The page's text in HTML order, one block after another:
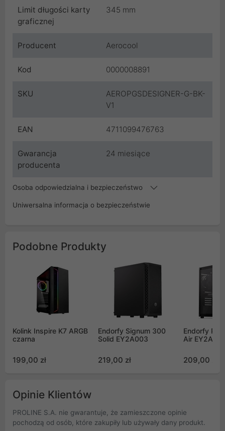
Limit długości karty
graficznej
345 mm
Producent Aerocool
Kod 0000008891
SKU
AEROPGSDESIGNER-G-BK-
V1
EAN 4711099476763
Gwarancja
producenta
24 miesiące
Osoba odpowiedzialna i bezpieczeństwo
Uniwersalna informacja o bezpieczeństwie
Podobne Produkty
Kolink Inspire K7 ARGB
czarna
199,00 zł
Endorfy Signum 300
Solid EY2A003
219,00 zł
Endorfy
Air
209,00 zł
Opinie Klientów
PROLINE S.A. nie gwarantuje, że zamieszczone opinie
pochodzą od osób, które zakupiły lub używały dany produkt.